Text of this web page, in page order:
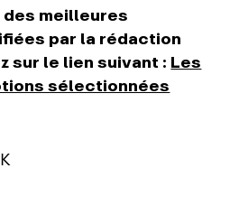
meilleures
par la rédaction
sur le lien suivant :Les
sélectionnées